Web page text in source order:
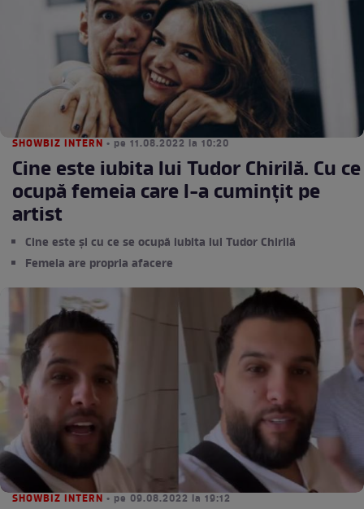
SHOWBIZ INTERN • pe 11.08.2022 la 10:20
Cine este iubita lui Tudor Chirilă. Cu ce
ocupă femeia care l-a cumințit pe
artist
Cine este și cu ce se ocupă iubita lui Tudor Chirilă
Femeia are propria afacere
SHOWBIZ INTERN • pe 09.08.2022 la 19:12